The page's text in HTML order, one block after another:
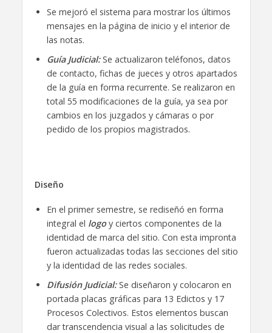
Se mejoró el sistema para mostrar los últimos
mensajes en la página de inicio y el interior de
las notas.
Guía Judicial:Se actualizaron teléfonos, datos
de contacto, fichas de jueces y otros apartados
de la guía en forma recurrente. Se realizaron en
total 55 modificaciones de la guía, ya sea por
cambios en los juzgados y cámaras o por
pedido de los propios magistrados.
Diseño
En el primer semestre, se rediseñó en forma
integral el logoy ciertos componentes de la
identidad de marca del sitio. Con esta impronta
fueron actualizadas todas las secciones del sitio
y la identidad de las redes sociales.
Difusión Judicial:Se diseñaron y colocaron en
portada placas gráficas para 13 Edictos y 17
Procesos Colectivos. Estos elementos buscan
dar transcendencia visual a las solicitudes de